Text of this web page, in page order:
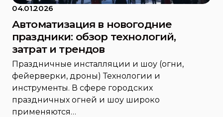
04.01.2026
Автоматизация в новогодние
праздники: обзор технологий,
затрат и трендов
Праздничные инсталляции и шоу (огни,
фейерверки, дроны) Технологии и
инструменты. В сфере городских
праздничных огней и шоу широко
применяются…